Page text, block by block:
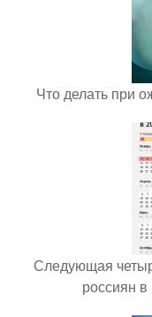
Что делать при
Следующая
россиян